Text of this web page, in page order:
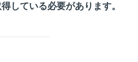
している必要があります。